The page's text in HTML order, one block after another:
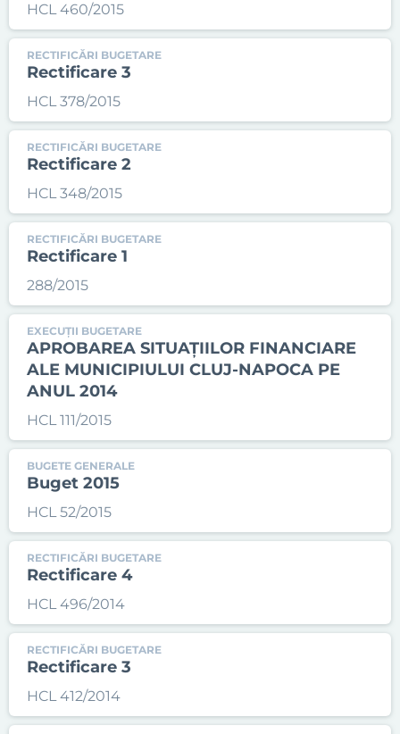
HCL 460/2015
RECTIFICĂRI BUGETARE
Rectificare 3
HCL 378/2015
RECTIFICĂRI BUGETARE
Rectificare 2
HCL 348/2015
RECTIFICĂRI BUGETARE
Rectificare 1
288/2015
EXECUȚII BUGETARE
APROBAREA SITUAȚIILOR FINANCIARE
ALE MUNICIPIULUI CLUJ-NAPOCA PE
ANUL 2014
HCL 111/2015
BUGETE GENERALE
Buget 2015
HCL 52/2015
RECTIFICĂRI BUGETARE
Rectificare 4
HCL 496/2014
RECTIFICĂRI BUGETARE
Rectificare 3
HCL 412/2014